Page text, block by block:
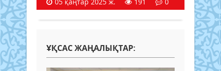
ҰҚСАС ЖАҢАЛЫҚТАР: